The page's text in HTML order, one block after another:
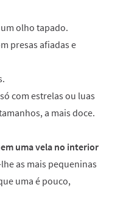
olho tapado.
presas afiadas e
com estrelas ou luas
a mais doce.
uma vela no interior
as mais pequeninas
uma é pouco,